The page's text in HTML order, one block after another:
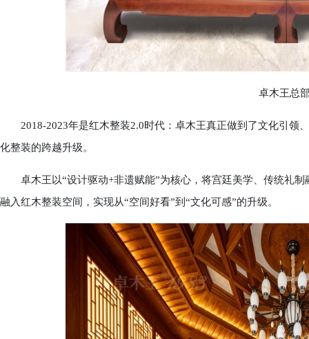
卓木王总部
2018-2023年是红木整装2.0时代：卓木王真正做到了文化引领
化整装的跨越升级。
卓木王以“设计驱动+非遗赋能”为核心，将宫廷美学、传统礼制
融入红木整装空间，实现从“空间好看”到“文化可感”的升级。